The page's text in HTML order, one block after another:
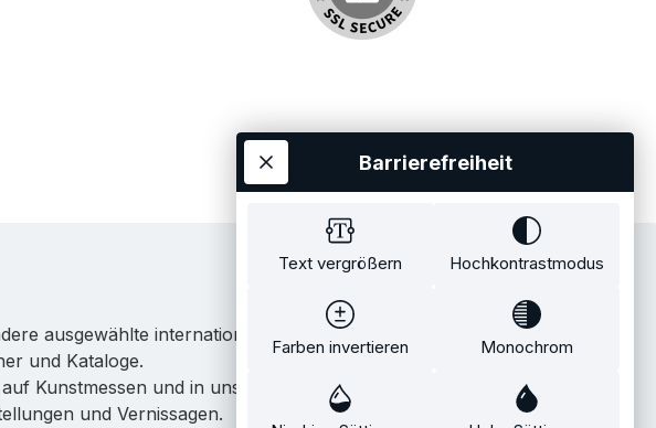
ausgewählte internationale Künstler.
und Kataloge.
Kunstmessen und in unserem eigenen Showroom in Tübingen.
und Vernissagen.
Text vergrößern Hochkontrastmodus
Farben invertieren Monochrom
Barrierefreiheit